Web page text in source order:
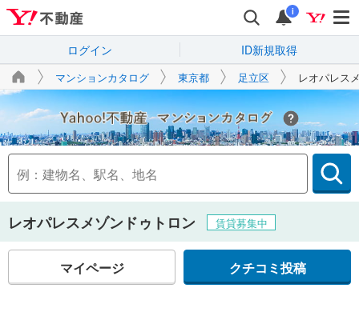
i
ログイン ID新規取得
マンションカタログ 東京都 足立区 レオパレス
Yahoo!不動産
レオパレスメゾンドゥトロン 賃貸募集中
マイページ クチコミ投稿